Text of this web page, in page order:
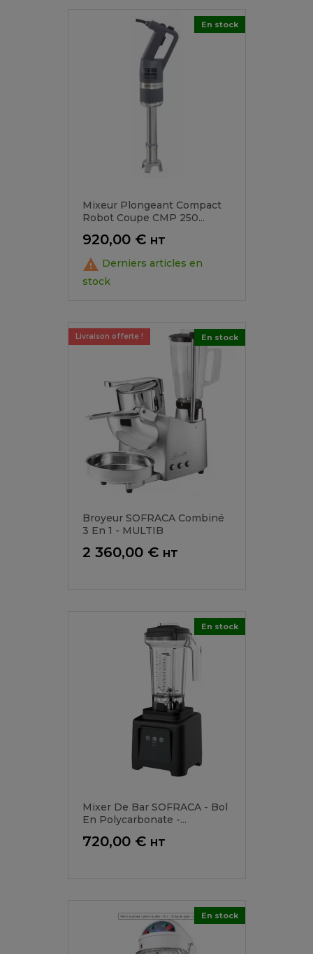
Mixeur Plongeant Compact
Robot Coupe CMP 250...
Prix
920,00 € HT
 Derniers articles en
stock
En stock
Broyeur SOFRACA Combiné
3 En 1 - MULTIB
Prix
2 360,00 € HT
Livraison offerte ! En stock
Mixer De Bar SOFRACA - Bol
En Polycarbonate -...
Prix
720,00 € HT
En stock
En stock